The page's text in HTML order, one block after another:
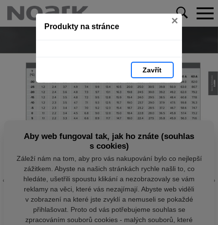
Produkty na stránce ×
Zavřít
Aby web fungoval tak, jak ho znáte (souhlas
s cookies)
Záleží nám na tom, aby pro vás nakupování bylo co nejlepší
zážitkem. Abyste na našich stránkách rychle našli to, co
hledáte, ušetřili spoustu klikání a nezobrazovaly se vám
reklamy na věci, které vás nezajímají. Abyste web viděli
v zobrazení na které jste zvyklí a nemuseli se pokaždé
přihlašovat. Proto od vás potřebujeme souhlas se
zpracováním souborů cookies - malých souborů, které